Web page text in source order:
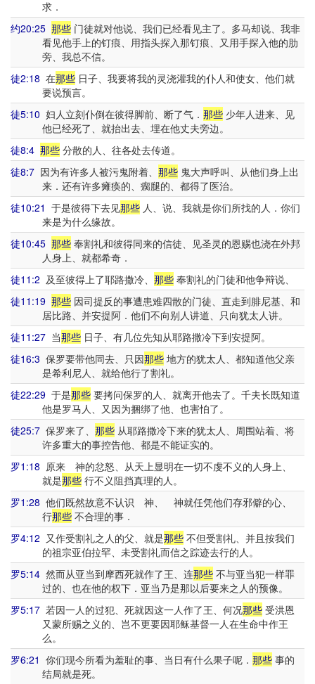
求．
约20:25 那些 门徒就对他说、我们已经看见主了。多马却说、我非
看见他手上的钉痕、用指头探入那钉痕、又用手探入他的肋
旁、我总不信。
徒2:18 在那些 日子、我要将我的灵浇灌我的仆人和使女、他们就
要说预言。
徒5:10 妇人立刻仆倒在彼得脚前、断了气． 那些 少年人进来、见
他已经死了、就抬出去、埋在他丈夫旁边。
徒8:4 那些 分散的人、往各处去传道。
徒8:7 因为有许多人被污鬼附着、 那些 鬼大声呼叫、从他们身上出
来．还有许多瘫痪的、瘸腿的、都得了医治。
徒10:21 于是彼得下去见那些 人、说、我就是你们所找的人．你们
来是为什么缘故。
徒10:45 那些 奉割礼和彼得同来的信徒、见圣灵的恩赐也浇在外邦
人身上、就都希奇．
徒11:2 及至彼得上了耶路撒冷、 那些 奉割礼的门徒和他争辩说、
徒11:19 那些 因司提反的事遭患难四散的门徒、直走到腓尼基、和
居比路、并安提阿．他们不向别人讲道、只向犹太人讲。
徒11:27 当那些 日子、有几位先知从耶路撒冷下到安提阿。
徒16:3 保罗要带他同去、只因那些 地方的犹太人、都知道他父亲
是希利尼人、就给他行了割礼。
徒22:29 于是那些 要拷问保罗的人、就离开他去了。千夫长既知道
他是罗马人、又因为捆绑了他、也害怕了。
徒25:7 保罗来了、 那些 从耶路撒冷下来的犹太人、周围站着、将
许多重大的事控告他、都是不能证实的。
罗1:18 原来 神的忿怒、从天上显明在一切不虔不义的人身上、
就是那些行不义阻挡真理的人。
罗1:28 他们既然故意不认识 神、 神就任凭他们存邪僻的心、
行那些不合理的事．
罗4:12 又作受割礼之人的父、就是那些 不但受割礼、并且按我们
的祖宗亚伯拉罕、未受割礼而信之踪迹去行的人。
罗5:14 然而从亚当到摩西死就作了王、连那些 不与亚当犯一样罪
过的、也在他的权下．亚当乃是那以后要来之人的预像。
罗5:17 若因一人的过犯、死就因这一人作了王、何况那些 受洪恩
又蒙所赐之义的、岂不更要因耶稣基督一人在生命中作王
么。
罗6:21 你们现今所看为羞耻的事、当日有什么果子呢． 那些 事的
结局就是死。